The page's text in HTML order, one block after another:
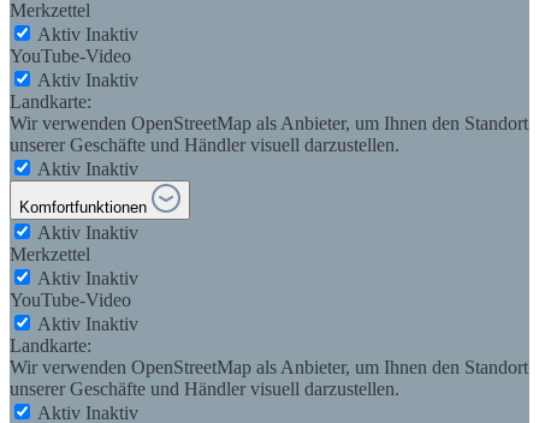
Merkzettel
Aktiv Inaktiv
YouTube-Video
Aktiv Inaktiv
Landkarte:
Wir verwenden OpenStreetMap als Anbieter, um Ihnen den Standort
unserer Geschäfte und Händler visuell darzustellen.
Aktiv Inaktiv
Komfortfunktionen
Aktiv Inaktiv
Merkzettel
Aktiv Inaktiv
YouTube-Video
Aktiv Inaktiv
Landkarte:
Wir verwenden OpenStreetMap als Anbieter, um Ihnen den Standort
unserer Geschäfte und Händler visuell darzustellen.
Aktiv Inaktiv